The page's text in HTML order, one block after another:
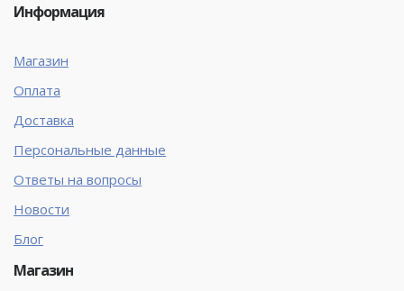
Информация
Магазин
Оплата
Доставка
Персональные данные
Ответы на вопросы
Новости
Блог
Магазин